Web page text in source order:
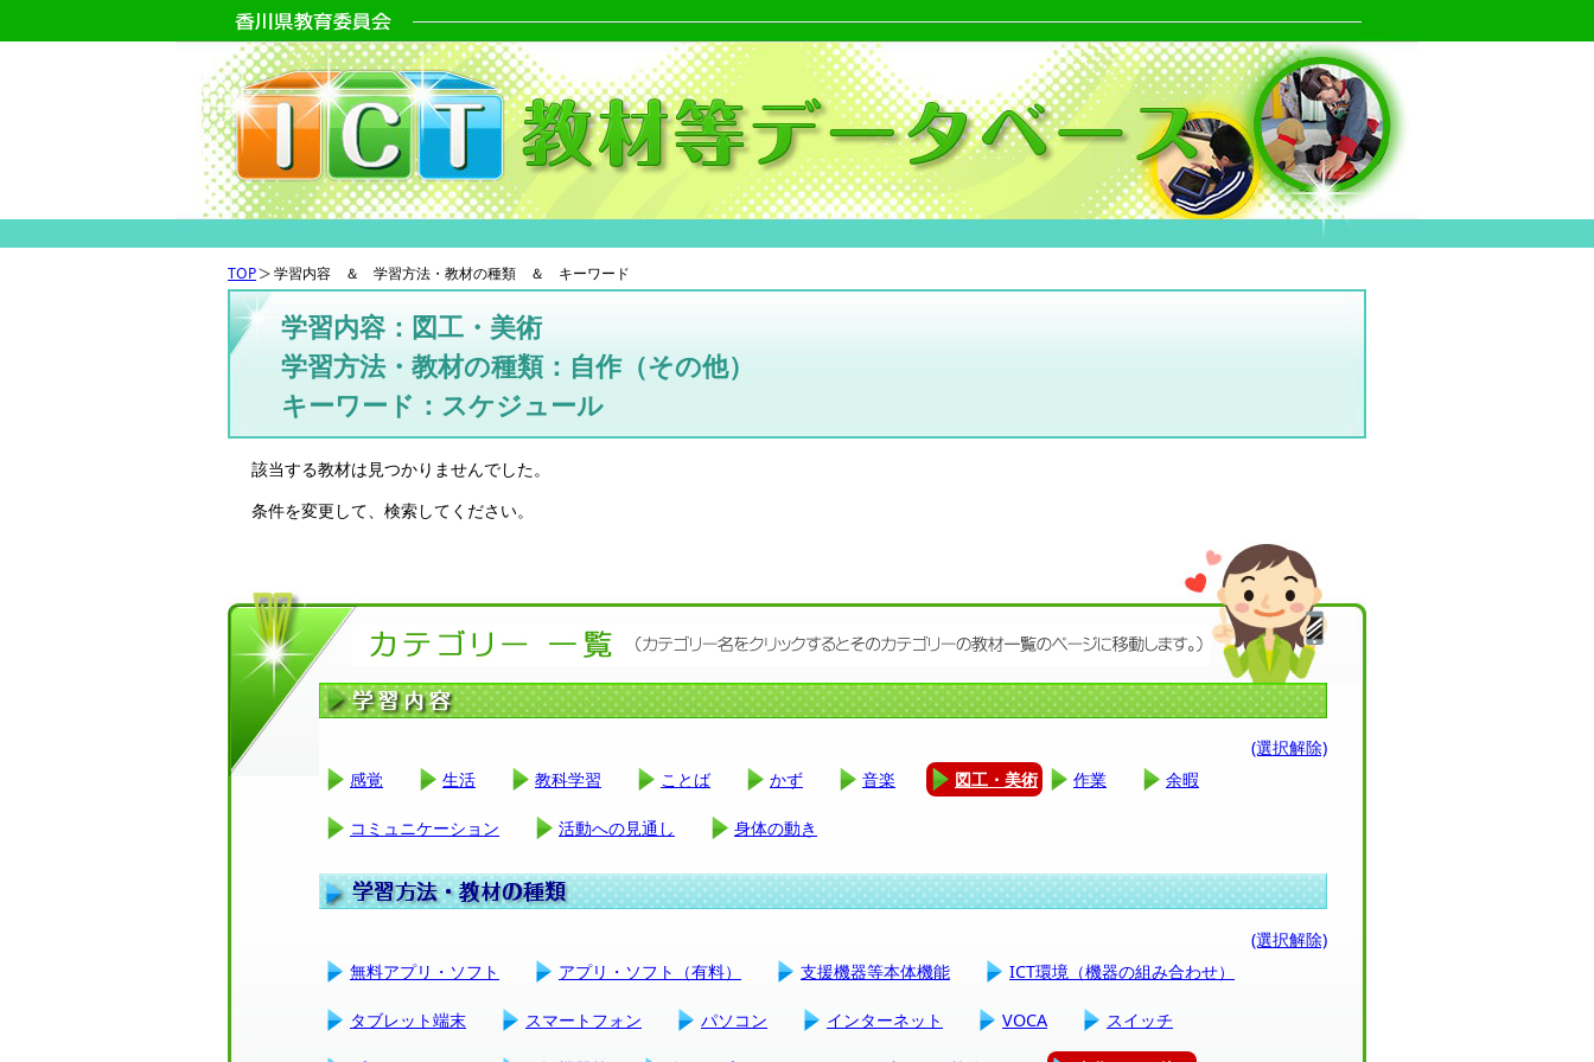
TOP 学習内容 ＆ 学習方法・教材の種類 ＆ キーワード
学習内容：図工・美術
学習方法・教材の種類：自作（その他）
キーワード：スケジュール
該当する教材は見つかりませんでした。
条件を変更して、検索してください。
(選択解除)
感覚
生活 教科学習 ことば かず 音楽 図工・美術 作業 余暇
コミュニケーション 活動への見通し 身体の動き
(選択解除)
無料アプリ・ソフト
アプリ・ソフト（有料） 支援機器等本体機能 ICT環境（機器の組み合わせ）
タブレット端末 スマートフォン パソコン インターネット VOCA スイッチ